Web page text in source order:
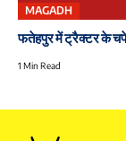
MAGADH
फतेहपुर में ट्रैक्टर के चपेट
1 Min Read